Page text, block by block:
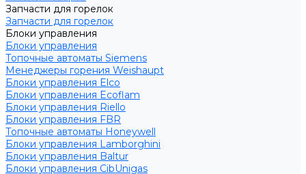
Запчасти для горелок
Запчасти для горелок
Блоки управления
Блоки управления
Топочные автоматы Siemens
Менеджеры горения Weishaupt
Блоки управления Elco
Блоки управления Ecoflam
Блоки управления Riello
Блоки управления FBR
Топочные автоматы Honeywell
Блоки управления Lamborghini
Блоки управления Baltur
Блоки управления CibUnigas